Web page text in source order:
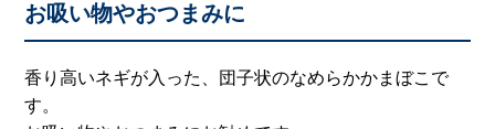
お吸い物やおつまみに
香り高いネギが入った、団子状のなめらかかまぼこで
す。